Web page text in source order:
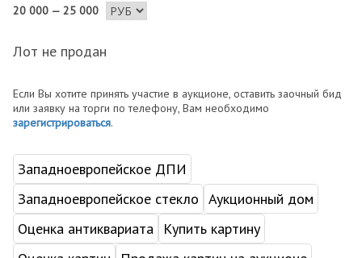
20 000 — 25 000
Лот не продан
Если Вы хотите принять участие в аукционе, оставить заочный бид
или заявку на торги по телефону, Вам необходимо
зарегистрироваться.
Западноевропейское ДПИ
Западноевропейское стекло Аукционный дом
Оценка антиквариата
Купить картину